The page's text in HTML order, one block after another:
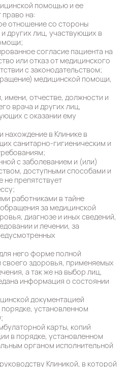
помощью и ее
право на:
отношение со стороны
других лиц, участвующих в
согласие пациента на
или отказ от медицинского
с законодательством;
медицинской помощи,
отчестве, должности и
врача и других лиц,
с оказании ему
нахождение в Клинике в
санитарно-гигиеническим и
с заболеванием и (или)
доступными способами и
не препятствует
работниками в тайне
за медицинской
диагнозе и иных сведений,
и лечении, за
него форме полной
здоровья, применяемых
а так же на выбор лиц,
информация о состоянии
документацией
установленном
карты, копий
в порядке, установленном
органом исполнительной
Клиникой, в которой